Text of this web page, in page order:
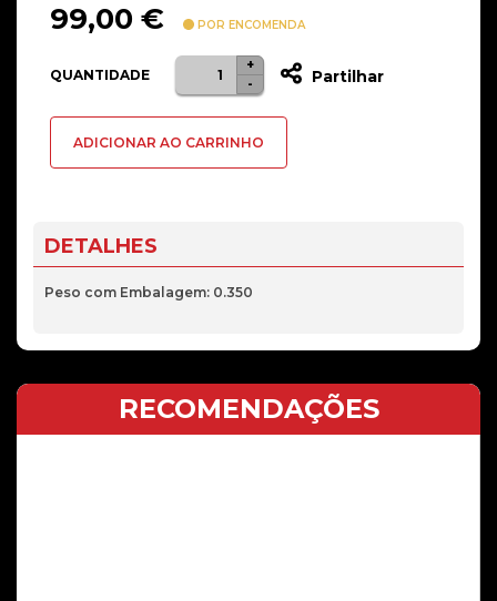
99,00 € POR ENCOMENDA
QUANTIDADE
Quantidade
de
Lenovo
Gen
TB328FU,
-
+
Partilhar
ADICIONAR AO CARRINHO
DETALHES
Peso com Embalagem: 0.350
RECOMENDAÇÕES